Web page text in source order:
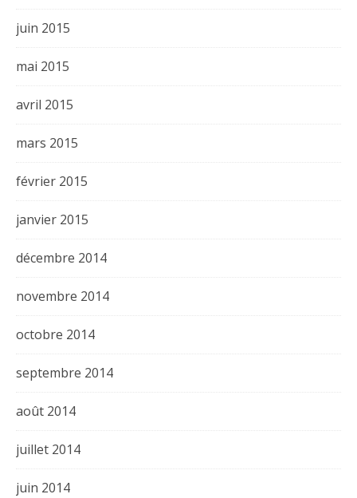
juin 2015
mai 2015
avril 2015
mars 2015
février 2015
janvier 2015
décembre 2014
novembre 2014
octobre 2014
septembre 2014
août 2014
juillet 2014
juin 2014